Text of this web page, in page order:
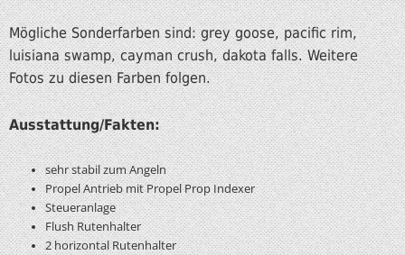
Mögliche Sonderfarben sind: grey goose, pacific rim,
luisiana swamp, cayman crush, dakota falls. Weitere
Fotos zu diesen Farben folgen.
Ausstattung/Fakten:
sehr stabil zum Angeln
Propel Antrieb mit Propel Prop Indexer
Steueranlage
Flush Rutenhalter
2 horizontal Rutenhalter